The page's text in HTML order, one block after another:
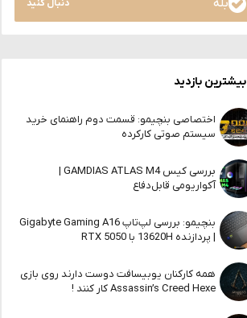
بله دنبال کنید
بیشترین بازدید
اختصاصی بنچیمو: قسمت دوم راهنمای خرید
سیستم صوتی کارکرده
بررسی کیس GAMDIAS ATLAS M4 |
آکواریومی قابل‌دفاع
بنچیمو: بررسی لپ‌تاپ Gigabyte Gaming A16
| پردازنده 13620H با RTX 5050
همه کارکنان یوبیسافت دوست دارند روی بازی
Assassin’s Creed Hexe کار کنند !